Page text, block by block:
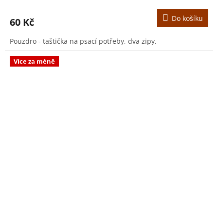
60 Kč Do košíku
Pouzdro - taštička na psací potřeby, dva zipy.
Více za méně